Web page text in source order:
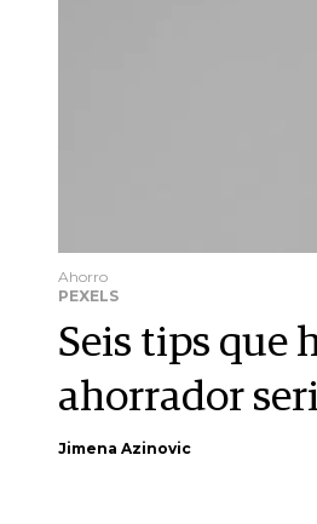
Ahorro
PEXELS
Seis tips que
ahorrador
Jimena Azinovic